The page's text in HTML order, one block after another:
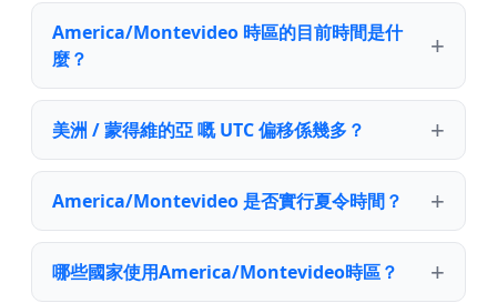
America/Montevideo 時區的目前時間是什
麼？
美洲 / 蒙得維的亞 嘅 UTC 偏移係幾多？
America/Montevideo 是否實行夏令時間？
哪些國家使用America/Montevideo時區？